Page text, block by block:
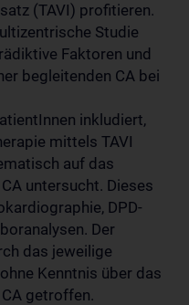
(TAVI) profitieren.
Studie
Faktoren und
begleitenden CA bei
inkludiert,
mittels TAVI
auf das
untersucht. Dieses
DPD-
Der
das jeweilige
Kenntnis über das
getroffen.